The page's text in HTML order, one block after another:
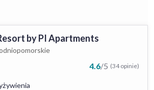
by PI Apartments
4.6/5 (34 opinie)